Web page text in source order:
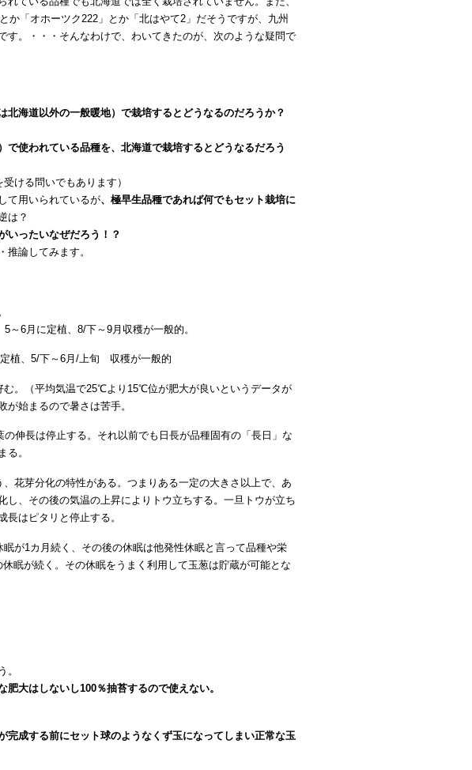
か「オホーツク222」とか「北はやて2」だそうですが、九州
す。・・・そんなわけで、わいてきたのが、次のような疑問で
海道以外の一般暖地）で栽培するとどうなるのだろうか？
使われている品種を、北海道で栽培するとどうなるだろう
ける問いでもあります）
て用いられているが、極早生品種であれば何でもセット栽培に
は？
いったいなぜだろう！？
推論してみます。
6月に定植、8/下～9月収穫が一般的。
植、5/下～6月/上旬 収穫が一般的
む。（平均気温で25℃より15℃位が肥大が良いというデータが
始まるので暑さは苦手。
伸長は停止する。それ以前でも日長が品種固有の「長日」な
る。
花芽分化の特性がある。つまりある一定の大きさ以上で、あ
し、その後の気温の上昇によりトウ立ちする。一旦トウが立ち
長はピタリと停止する。
が1カ月続く、その後の休眠は他発性休眠と言って品種や栄
眠が続く。その休眠をうまく利用して玉葱は貯蔵が可能とな
。
大はしないし100％抽苔するので使えない。
成する前にセット球のようなくず玉になってしまい正常な玉